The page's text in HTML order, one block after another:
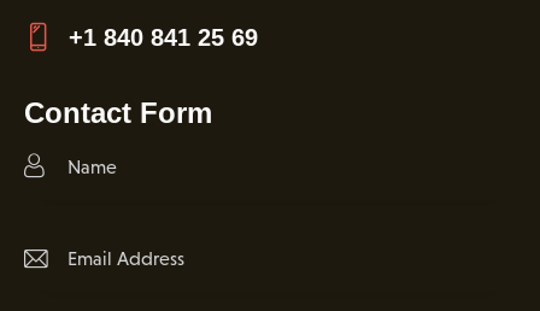
E-
m
on
+1 840 841 25 69
Contact Form